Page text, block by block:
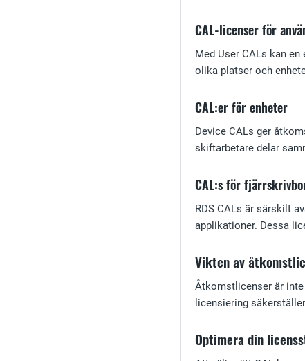
CAL-licenser för
Med User CALs kan
olika platser och
CAL:er för enheter
Device CALs ger
skiftarbetare delar
CAL:s för
RDS CALs är särskilt
applikationer. Dessa
Vikten av
Åtkomstlicenser är inte
licensiering
Optimera din